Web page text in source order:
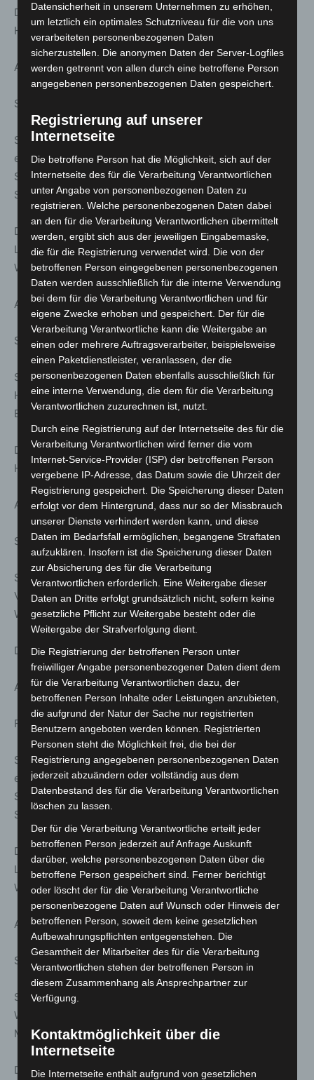
Dauer ca. 1.75 h | Treff: Ernst-August-Denkmal,
Hauptbahnhof
Anmeldung unter: www.stattreisen-hannover.de
So. 22. März; 11:30 Uhr
Stattreisen – Stadtspaziergänge: Stadtbahn, U-Bahn und
ein großes Loch – Auf den Spuren der
Stadtbahngeschichte. Mit Besuch der versteckten
Steintorstation
Dauer ca. 2.0 h | Treff: Evangelisch-reformierte Kirche,
Lavesallee/Archivstraße, Eingang U-Bahn- Station
Waterloo
Anmeldung unter: www.stattreisen-hannover.de
So. 22. März; 14:00 Uhr
Stattreisen – Stadtspaziergänge: Der Hauptbahnhof
Hannover – Geschichte der Eisenbahn in Hannover. Mit
Besuch der „Geisterstation“.
Dauer ca. 1.75 h | Treff: Ernst-August-Denkmal,
Hauptbahnhof
Anmeldung unter: www.stattreisen-hannover.de
So. 22. März; 15:00 Uhr
Stattreisen – Stadtspaziergänge: Frauen an der Leine –
Von Kurfürstin Sophie über Caroline Herschel zu Mary
Wigman
Dauer ca. 2.0 h | Treff: Die „Nanas“ am Leibnizufer
Anmeldung unter: www.stattreisen-hannover.de
Fr. 27. März; 16:00 Uhr
Stattreisen – Stadtspaziergänge: Stadtbahn, U-Bahn und
ein großes Loch – Auf den Spuren der
Stadtbahngeschichte. Mit Besuch der versteckten
Steintorstation
Dauer ca. 2.0 h | Treff: Evangelisch-reformierte Kirche,
Lavesallee/Archivstraße, Eingang U-Bahn- Station
Waterloo
Anmeldung unter: www.stattreisen-hannover.de
Sa. 28. März; 11:00 Uhr
Stattreisen – Stadtspaziergänge: Leibniz Universität:
Wissenschaft im Welfenschloss – Mit historischem
Marstall und Blick vom Conti-Hochhaus
Dauer ca. 2.0 h | Treff: Haupteingang Universität,
Datensicherheit in unserem Unternehmen zu erhöhen,
um letztlich ein optimales Schutzniveau für die von uns
verarbeiteten personenbezogenen Daten
sicherzustellen. Die anonymen Daten der Server-Logfiles
werden getrennt von allen durch eine betroffene Person
angegebenen personenbezogenen Daten gespeichert.
Registrierung auf unserer
Internetseite
Die betroffene Person hat die Möglichkeit, sich auf der
Internetseite des für die Verarbeitung Verantwortlichen
unter Angabe von personenbezogenen Daten zu
registrieren. Welche personenbezogenen Daten dabei
an den für die Verarbeitung Verantwortlichen übermittelt
werden, ergibt sich aus der jeweiligen Eingabemaske,
die für die Registrierung verwendet wird. Die von der
betroffenen Person eingegebenen personenbezogenen
Daten werden ausschließlich für die interne Verwendung
bei dem für die Verarbeitung Verantwortlichen und für
eigene Zwecke erhoben und gespeichert. Der für die
Verarbeitung Verantwortliche kann die Weitergabe an
einen oder mehrere Auftragsverarbeiter, beispielsweise
einen Paketdienstleister, veranlassen, der die
personenbezogenen Daten ebenfalls ausschließlich für
eine interne Verwendung, die dem für die Verarbeitung
Verantwortlichen zuzurechnen ist, nutzt.
Durch eine Registrierung auf der Internetseite des für die
Verarbeitung Verantwortlichen wird ferner die vom
Internet-Service-Provider (ISP) der betroffenen Person
vergebene IP-Adresse, das Datum sowie die Uhrzeit der
Registrierung gespeichert. Die Speicherung dieser Daten
erfolgt vor dem Hintergrund, dass nur so der Missbrauch
unserer Dienste verhindert werden kann, und diese
Daten im Bedarfsfall ermöglichen, begangene Straftaten
aufzuklären. Insofern ist die Speicherung dieser Daten
zur Absicherung des für die Verarbeitung
Verantwortlichen erforderlich. Eine Weitergabe dieser
Daten an Dritte erfolgt grundsätzlich nicht, sofern keine
gesetzliche Pflicht zur Weitergabe besteht oder die
Weitergabe der Strafverfolgung dient.
Die Registrierung der betroffenen Person unter
freiwilliger Angabe personenbezogener Daten dient dem
für die Verarbeitung Verantwortlichen dazu, der
betroffenen Person Inhalte oder Leistungen anzubieten,
die aufgrund der Natur der Sache nur registrierten
Benutzern angeboten werden können. Registrierten
Personen steht die Möglichkeit frei, die bei der
Registrierung angegebenen personenbezogenen Daten
jederzeit abzuändern oder vollständig aus dem
Datenbestand des für die Verarbeitung Verantwortlichen
löschen zu lassen.
Der für die Verarbeitung Verantwortliche erteilt jeder
betroffenen Person jederzeit auf Anfrage Auskunft
darüber, welche personenbezogenen Daten über die
betroffene Person gespeichert sind. Ferner berichtigt
oder löscht der für die Verarbeitung Verantwortliche
personenbezogene Daten auf Wunsch oder Hinweis der
betroffenen Person, soweit dem keine gesetzlichen
Aufbewahrungspflichten entgegenstehen. Die
Gesamtheit der Mitarbeiter des für die Verarbeitung
Verantwortlichen stehen der betroffenen Person in
diesem Zusammenhang als Ansprechpartner zur
Verfügung.
Kontaktmöglichkeit über die
Internetseite
Die Internetseite enthält aufgrund von gesetzlichen